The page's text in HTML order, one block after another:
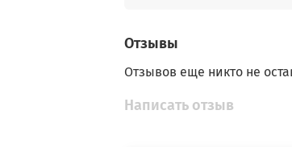
Отзывы
Отзывов еще никто не
Написать отзыв